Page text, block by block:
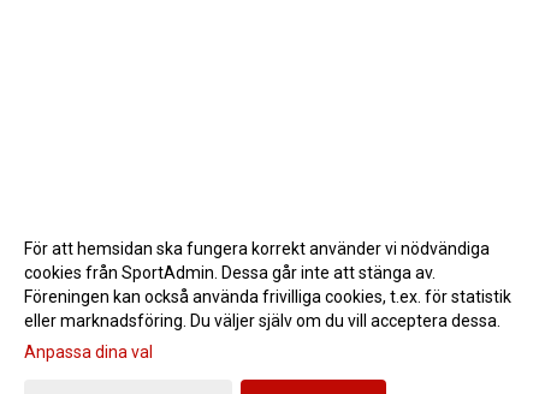
Gå till Webbversion
För att hemsidan ska fungera korrekt använder vi nödvändiga
cookies från SportAdmin. Dessa går inte att stänga av.
Föreningen kan också använda frivilliga cookies, t.ex. för statistik
eller marknadsföring. Du väljer själv om du vill acceptera dessa.
Anpassa dina val